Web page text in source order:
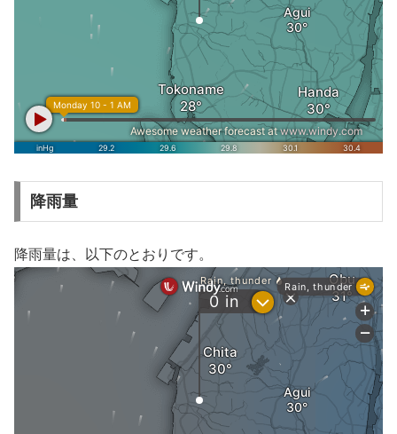
降雨量
降雨量は、以下のとおりです。